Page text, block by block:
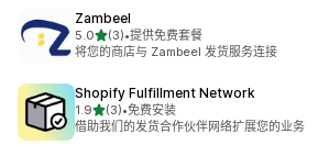
Zambeel
5.0星（满分 5 星）
(3)
总共 3 条评论
•提供免费套餐
将您的商店与 Zambeel 发货服务连接
Shopify Fulfillment Network
1.9星（满分 5 星）
(3)
总共 3 条评论
•免费安装
借助我们的发货合作伙伴网络扩展您的业务